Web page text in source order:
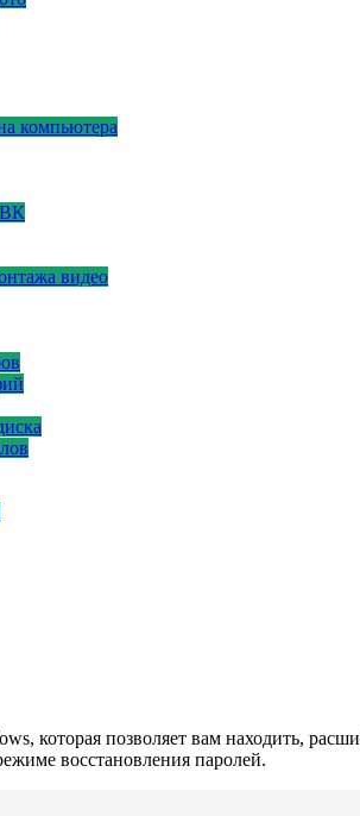
компьютера
ВК
видео
которая позволяет вам находить,
восстановления паролей.